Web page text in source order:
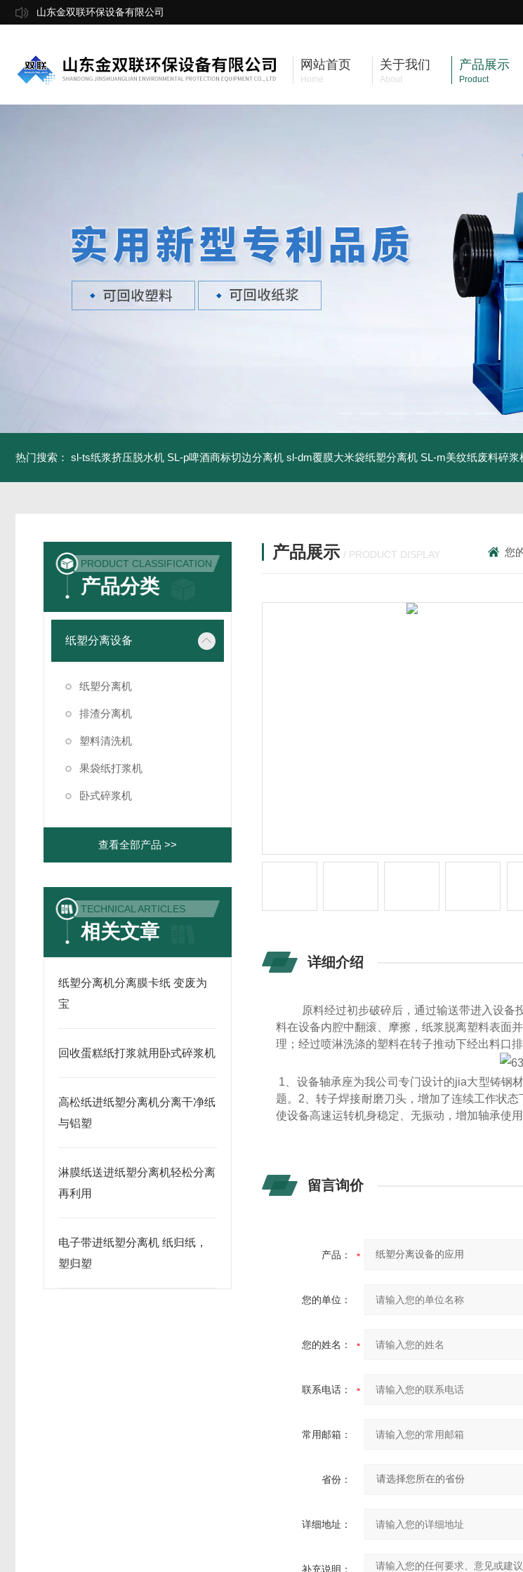
山东金双联环保设备有限公司
网站首页
Home
关于我们
About
产品展示
Product
热门搜索： sl-ts纸浆挤压脱水机 SL-p啤酒商标切边分离机 sl-dm覆膜大米袋纸塑分离机 SL-m美纹纸废料碎浆
PRODUCT CLASSIFICATION
产品分类
纸塑分离设备
纸塑分离机
排渣分离机
塑料清洗机
果袋纸打浆机
卧式碎浆机
查看全部产品 >>
TECHNICAL ARTICLES
相关文章
纸塑分离机分离膜卡纸 变废为
宝
回收蛋糕纸打浆就用卧式碎浆机
高松纸进纸塑分离机分离干净纸
与铝塑
淋膜纸送进纸塑分离机轻松分离
再利用
电子带进纸塑分离机 纸归纸，
塑归塑
产品展示 / PRODUCT DISPLAY 您
详细介绍
原料经过初步破碎后，通过输送带进入设备
料在设备内腔中翻滚、摩擦，纸浆脱离塑料表面
理；经过喷淋洗涤的塑料在转子推动下经出料口排
1 、设备轴承座为我公司专门设计的jia大型铸钢
题。 2 、转子焊接耐磨刀头，增加了连续工作状态
使设备高速运转机身稳定、无振动，增加轴承使用
留言询价
产品：
您的单位：
您的姓名：
联系电话：
常用邮箱：
省份：
详细地址：
补充说明：